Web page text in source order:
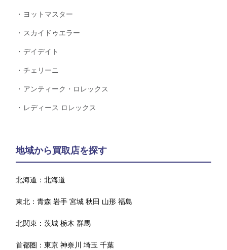
ヨットマスター
スカイドゥエラー
デイデイト
チェリーニ
アンティーク・ロレックス
レディース ロレックス
地域から買取店を探す
北海道：北海道
東北：青森 岩手 宮城 秋田 山形 福島
北関東：茨城 栃木 群馬
首都圏：東京 神奈川 埼玉 千葉